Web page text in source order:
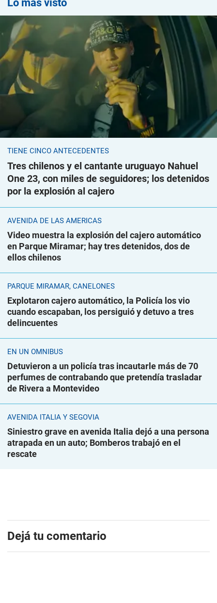
Lo más visto
TIENE CINCO ANTECEDENTES
Tres chilenos y el cantante uruguayo Nahuel
One 23, con miles de seguidores; los detenidos
por la explosión al cajero
AVENIDA DE LAS AMÉRICAS
Video muestra la explosión del cajero automático
en Parque Miramar; hay tres detenidos, dos de
ellos chilenos
PARQUE MIRAMAR, CANELONES
Explotaron cajero automático, la Policía los vio
cuando escapaban, los persiguió y detuvo a tres
delincuentes
EN UN ÓMNIBUS
Detuvieron a un policía tras incautarle más de 70
perfumes de contrabando que pretendía trasladar
de Rivera a Montevideo
AVENIDA ITALIA Y SEGOVIA
Siniestro grave en avenida Italia dejó a una persona
atrapada en un auto; Bomberos trabajó en el
rescate
Dejá tu comentario